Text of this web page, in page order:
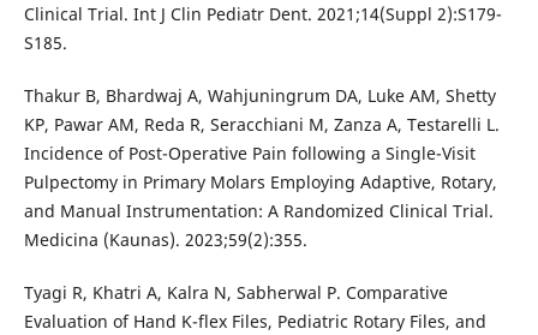
Clinical Trial. Int J Clin Pediatr Dent. 2021;14(Suppl 2):S179-
S185.
Thakur B, Bhardwaj A, Wahjuningrum DA, Luke AM, Shetty
KP, Pawar AM, Reda R, Seracchiani M, Zanza A, Testarelli L.
Incidence of Post-Operative Pain following a Single-Visit
Pulpectomy in Primary Molars Employing Adaptive, Rotary,
and Manual Instrumentation: A Randomized Clinical Trial.
Medicina (Kaunas). 2023;59(2):355.
Tyagi R, Khatri A, Kalra N, Sabherwal P. Comparative
Evaluation of Hand K-flex Files, Pediatric Rotary Files, and